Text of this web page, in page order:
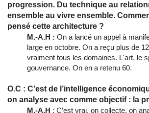
progression. Du technique au
ensemble au vivre ensemble.
pensé cette architecture ?
M.-A.H : On a lancé un appel à
large en octobre. On a reçu plus de
vraiment tous les domaines. L'art, le
gouvernance. On en a retenu 60.
O.C : C’est de l’intelligence
on analyse avec comme objectif : la
M.-A.H : C’est vrai, on collecte, on